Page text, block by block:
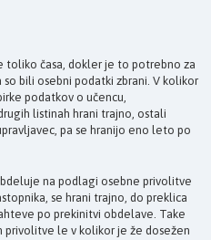
toliko časa, dokler je to potrebno za
bili osebni podatki zbrani. V kolikor
podatkov o učencu,
listinah hrani trajno, ostali
pa se hranijo eno leto po
na podlagi osebne privolitve
se hrani trajno, do preklica
po prekinitvi obdelave. Take
privolitve le v kolikor je že dosežen